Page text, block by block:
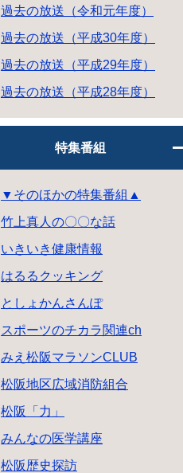
過去の放送（令和元年度）
過去の放送（平成30年度）
過去の放送（平成29年度）
過去の放送（平成28年度）
特集番組
▼そのほかの特集番組▲
竹上真人の〇〇な話
いきいき健康情報
はるるクッキング
としょかんさんぽ
スポーツのチカラ関連ch
みえ松阪マラソンCLUB
松阪地区広域消防組合
松阪「力」
みんなの医学講座
松阪歴史探訪